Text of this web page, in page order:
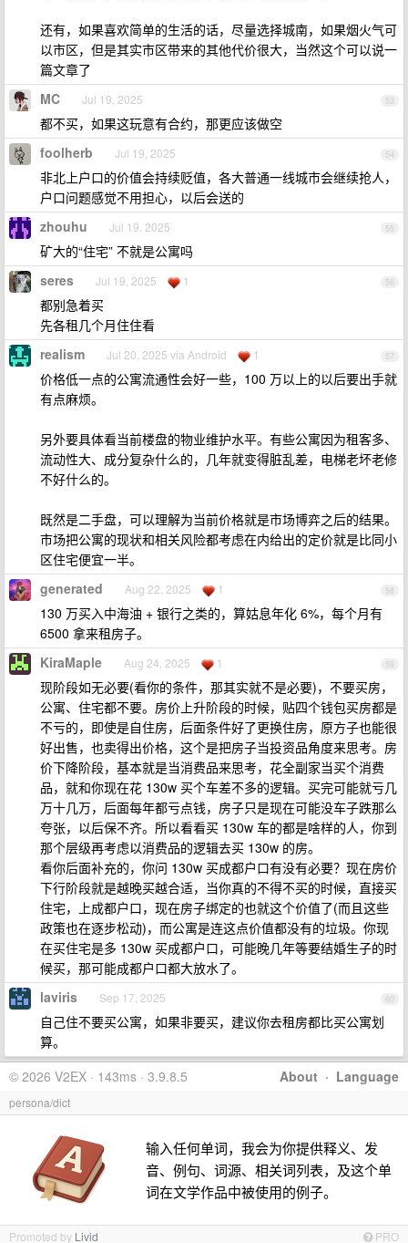
还有，如果喜欢简单的生活的话，尽量选择城南，如果烟火气可
以市区，但是其实市区带来的其他代价很大，当然这个可以说一
篇文章了
53
MC Jul 19, 2025
都不买，如果这玩意有合约，那更应该做空
54
foolherb Jul 19, 2025
非北上户口的价值会持续贬值，各大普通一线城市会继续抢人，
户口问题感觉不用担心，以后会送的
55
zhouhu Jul 19, 2025
矿大的“住宅” 不就是公寓吗
56
seres Jul 19, 2025 1
都别急着买
先各租几个月住住看
57
realism Jul 20, 2025 via Android 1
价格低一点的公寓流通性会好一些，100 万以上的以后要出手就
有点麻烦。
另外要具体看当前楼盘的物业维护水平。有些公寓因为租客多、
流动性大、成分复杂什么的，几年就变得脏乱差，电梯老坏老修
不好什么的。
既然是二手盘，可以理解为当前价格就是市场博弈之后的结果。
市场把公寓的现状和相关风险都考虑在内给出的定价就是比同小
区住宅便宜一半。
58
generated Aug 22, 2025 1
130 万买入中海油 + 银行之类的，算姑息年化 6%，每个月有
6500 拿来租房子。
59
KiraMaple Aug 24, 2025 1
现阶段如无必要(看你的条件，那其实就不是必要)，不要买房，
公寓、住宅都不要。房价上升阶段的时候，贴四个钱包买房都是
不亏的，即使是自住房，后面条件好了更换住房，原方子也能很
好出售，也卖得出价格，这个是把房子当投资品角度来思考。房
价下降阶段，基本就是当消费品来思考，花全副家当买个消费
品，就和你现在花 130w 买个车差不多的逻辑。买完可能就亏几
万十几万，后面每年都亏点钱，房子只是现在可能没车子跌那么
夸张，以后保不齐。所以看看买 130w 车的都是啥样的人，你到
那个层级再考虑以消费品的逻辑去买 130w 的房。
看你后面补充的，你问 130w 买成都户口有没有必要？现在房价
下行阶段就是越晚买越合适，当你真的不得不买的时候，直接买
住宅，上成都户口，现在房子绑定的也就这个价值了(而且这些
政策也在逐步松动)，而公寓是连这点价值都没有的垃圾。你现
在买住宅是多 130w 买成都户口，可能晚几年等要结婚生子的时
候买，那可能成都户口都大放水了。
60
laviris Sep 17, 2025
自己住不要买公寓，如果非要买，建议你去租房都比买公寓划
算。
About · Language
© 2026 V2EX · 143ms · 3.9.8.5
persona/dict
输入任何单词，我会为你提供释义、发
音、例句、词源、相关词列表，及这个单
词在文学作品中被使用的例子。
Promoted by Livid PRO